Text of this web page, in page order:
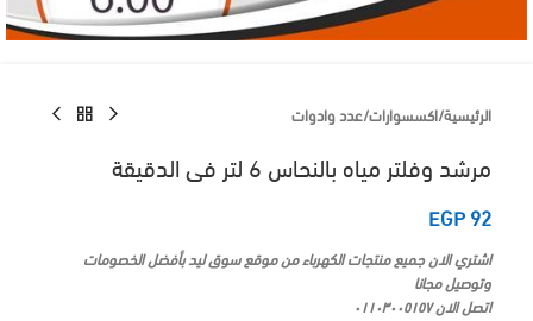
الرئيسية/اكسسوارات/عدد وادوات
مرشد وفلتر مياه بالنحاس 6 لتر فى الدقيقة
EGP92
اشتري الان جميع منتجات الكهرباء من موقع سوق ليد بأفضل الخصومات
وتوصيل مجانا
اتصل الان ٠١١٠٣٠٠٥١٥٧